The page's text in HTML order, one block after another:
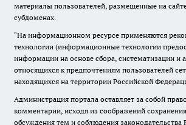
материалы пользователей, размещенные на
субдоменах.
"На информационном ресурсе применяются
технологии (информационные технологии
информации на основе сбора, систематизации и
относящихся к предпочтениям пользователей
находящихся на территории Российской
Администрация портала оставляет за собой
комментарии, исходя из соображений
обсуждения тем и соблюдения законодательства